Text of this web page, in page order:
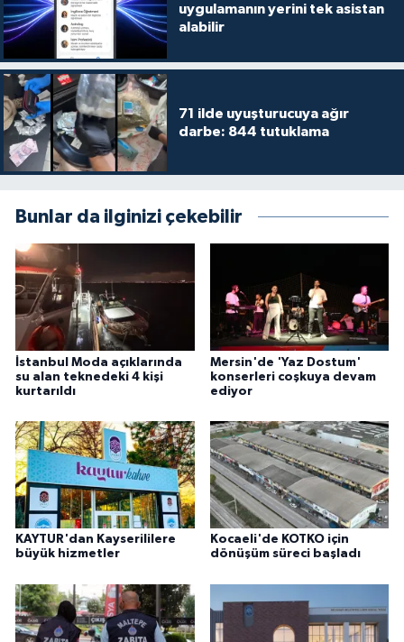
uygulamanın yerini tek asistan
alabilir
71 ilde uyuşturucuya ağır
darbe: 844 tutuklama
Bunlar da ilginizi çekebilir
İstanbul Moda açıklarında
su alan teknedeki 4 kişi
kurtarıldı
Mersin'de 'Yaz Dostum'
konserleri coşkuya devam
ediyor
KAYTUR'dan Kayserililere
büyük hizmetler
Kocaeli'de KOTKO için
dönüşüm süreci başladı